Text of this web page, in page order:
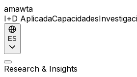
amawta
I+D AplicadaCapacidades
ES
Research & Insights